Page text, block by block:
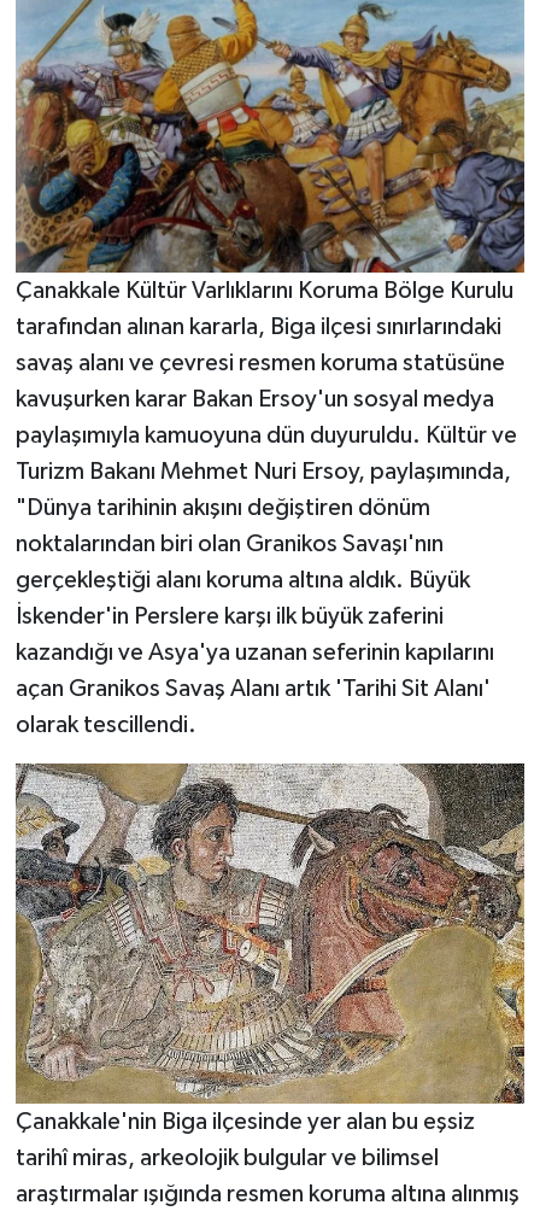
Çanakkale Kültür Varlıklarını Koruma Bölge Kurulu
tarafından alınan kararla, Biga ilçesi sınırlarındaki
savaş alanı ve çevresi resmen koruma statüsüne
kavuşurken karar Bakan Ersoy'un sosyal medya
paylaşımıyla kamuoyuna dün duyuruldu. Kültür ve
Turizm Bakanı Mehmet Nuri Ersoy, paylaşımında,
"Dünya tarihinin akışını değiştiren dönüm
noktalarından biri olan Granikos Savaşı'nın
gerçekleştiği alanı koruma altına aldık. Büyük
İskender'in Perslere karşı ilk büyük zaferini
kazandığı ve Asya'ya uzanan seferinin kapılarını
açan Granikos Savaş Alanı artık 'Tarihi Sit Alanı'
olarak tescillendi.
Çanakkale'nin Biga ilçesinde yer alan bu eşsiz
tarihî miras, arkeolojik bulgular ve bilimsel
araştırmalar ışığında resmen koruma altına alınmış